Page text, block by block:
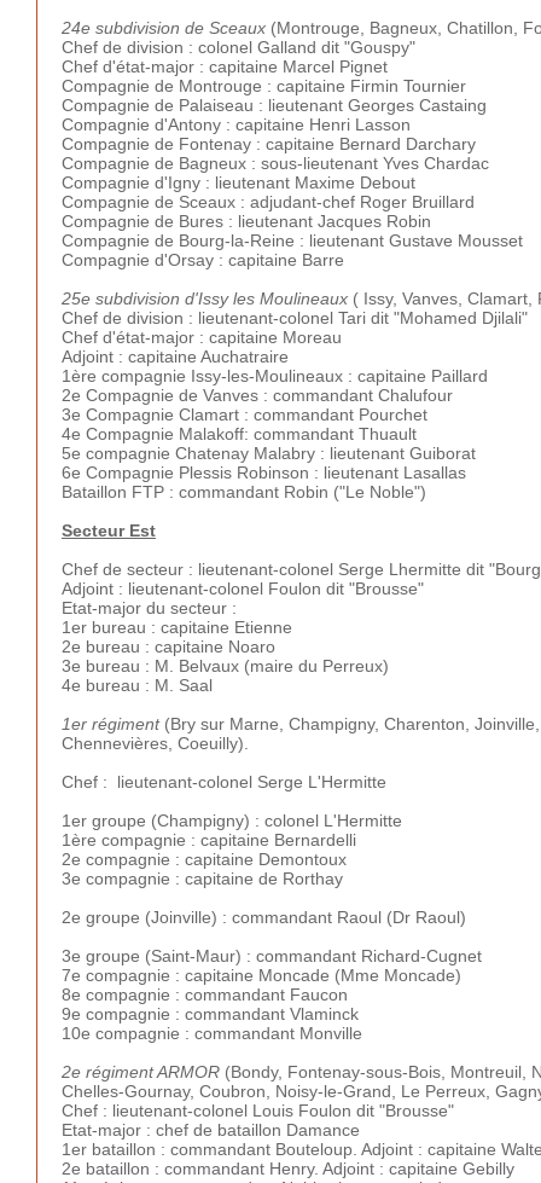
24e subdivision de Sceaux (Montrouge, Bagneux, Chatillon,
Chef de division : colonel Galland dit "Gouspy"
Chef d'état-major : capitaine Marcel Pignet
Compagnie de Montrouge : capitaine Firmin Tournier
Compagnie de Palaiseau : lieutenant Georges Castaing
Compagnie d'Antony : capitaine Henri Lasson
Compagnie de Fontenay : capitaine Bernard Darchary
Compagnie de Bagneux : sous-lieutenant Yves Chardac
Compagnie d'Igny : lieutenant Maxime Debout
Compagnie de Sceaux : adjudant-chef Roger Bruillard
Compagnie de Bures : lieutenant Jacques Robin
Compagnie de Bourg-la-Reine : lieutenant Gustave Mousset
Compagnie d'Orsay : capitaine Barre
25e subdivision d'Issy les Moulineaux ( Issy, Vanves,
Chef de division : lieutenant-colonel Tari dit "Mohamed Djilali"
Chef d'état-major : capitaine Moreau
Adjoint : capitaine Auchatraire
1ère compagnie Issy-les-Moulineaux : capitaine Paillard
2e Compagnie de Vanves : commandant Chalufour
3e Compagnie Clamart : commandant Pourchet
4e Compagnie Malakoff: commandant Thuault
5e compagnie Chatenay Malabry : lieutenant Guiborat
6e Compagnie Plessis Robinson : lieutenant Lasallas
Bataillon FTP : commandant Robin ("Le Noble")
Secteur Est
Chef de secteur : lieutenant-colonel Serge Lhermitte dit
Adjoint : lieutenant-colonel Foulon dit "Brousse"
Etat-major du secteur :
1er bureau : capitaine Etienne
2e bureau : capitaine Noaro
3e bureau : M. Belvaux (maire du Perreux)
4e bureau : M. Saal
1er régiment(Bry sur Marne, Champigny, Charenton,
Chennevières, Coeuilly).
Chef : lieutenant-colonel Serge L'Hermitte
1er groupe (Champigny) : colonel L'Hermitte
1ère compagnie : capitaine Bernardelli
2e compagnie : capitaine Demontoux
3e compagnie : capitaine de Rorthay
2e groupe (Joinville) : commandant Raoul (Dr Raoul)
3e groupe (Saint-Maur) : commandant Richard-Cugnet
7e compagnie : capitaine Moncade (Mme Moncade)
8e compagnie : commandant Faucon
9e compagnie : commandant Vlaminck
10e compagnie : commandant Monville
2e régiment ARMOR (Bondy, Fontenay-sous-Bois, Montreuil,
Chelles-Gournay, Coubron, Noisy-le-Grand, Le Perreux,
Chef : lieutenant-colonel Louis Foulon dit "Brousse"
Etat-major : chef de bataillon Damance
1er bataillon : commandant Bouteloup. Adjoint : capitaine
2e bataillon : commandant Henry. Adjoint : capitaine Gebilly